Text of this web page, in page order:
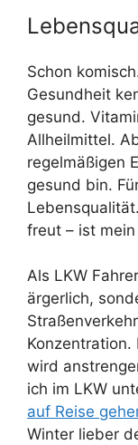
Schon
Gesundheit
gesund.
Allheilmittel.
regelmäßigen
gesund bin.
freut – ist
Als LKW
ärgerlich,
Konzentration.
wird
ich im LKW
auf Reise
Winter lieber